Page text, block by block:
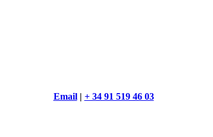
Email| + 34 91 519 46 03